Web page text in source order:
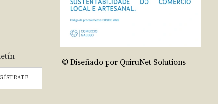
© Diseñado por QuiruNet Solutions